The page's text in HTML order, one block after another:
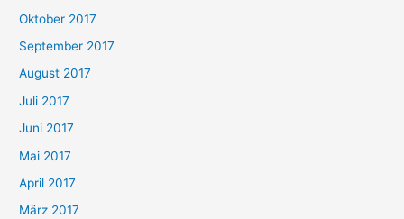
Oktober 2017
September 2017
August 2017
Juli 2017
Juni 2017
Mai 2017
April 2017
März 2017